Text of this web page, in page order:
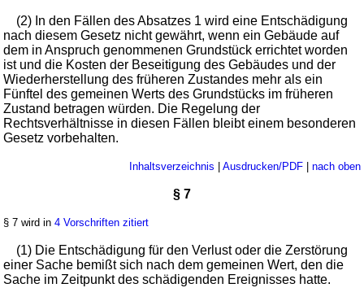
(2) In den Fällen des Absatzes 1 wird eine Entschädigung
nach diesem Gesetz nicht gewährt, wenn ein Gebäude auf
dem in Anspruch genommenen Grundstück errichtet worden
ist und die Kosten der Beseitigung des Gebäudes und der
Wiederherstellung des früheren Zustandes mehr als ein
Fünftel des gemeinen Werts des Grundstücks im früheren
Zustand betragen würden. Die Regelung der
Rechtsverhältnisse in diesen Fällen bleibt einem besonderen
Gesetz vorbehalten.
Inhaltsverzeichnis Ausdrucken/PDF| nach oben
§ 7
§ 7 wird in4 Vorschriften zitiert
(1) Die Entschädigung für den Verlust oder die Zerstörung
einer Sache bemißt sich nach dem gemeinen Wert, den die
Sache im Zeitpunkt des schädigenden Ereignisses hatte.